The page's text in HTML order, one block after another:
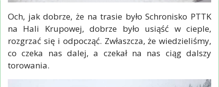
Och, jak dobrze, że na trasie było Schronisko PTTK
na Hali Krupowej, dobrze było usiąść w cieple,
rozgrzać się i odpocząć. Zwłaszcza, że wiedzieliśmy,
co czeka nas dalej, a czekał na nas ciąg dalszy
torowania.